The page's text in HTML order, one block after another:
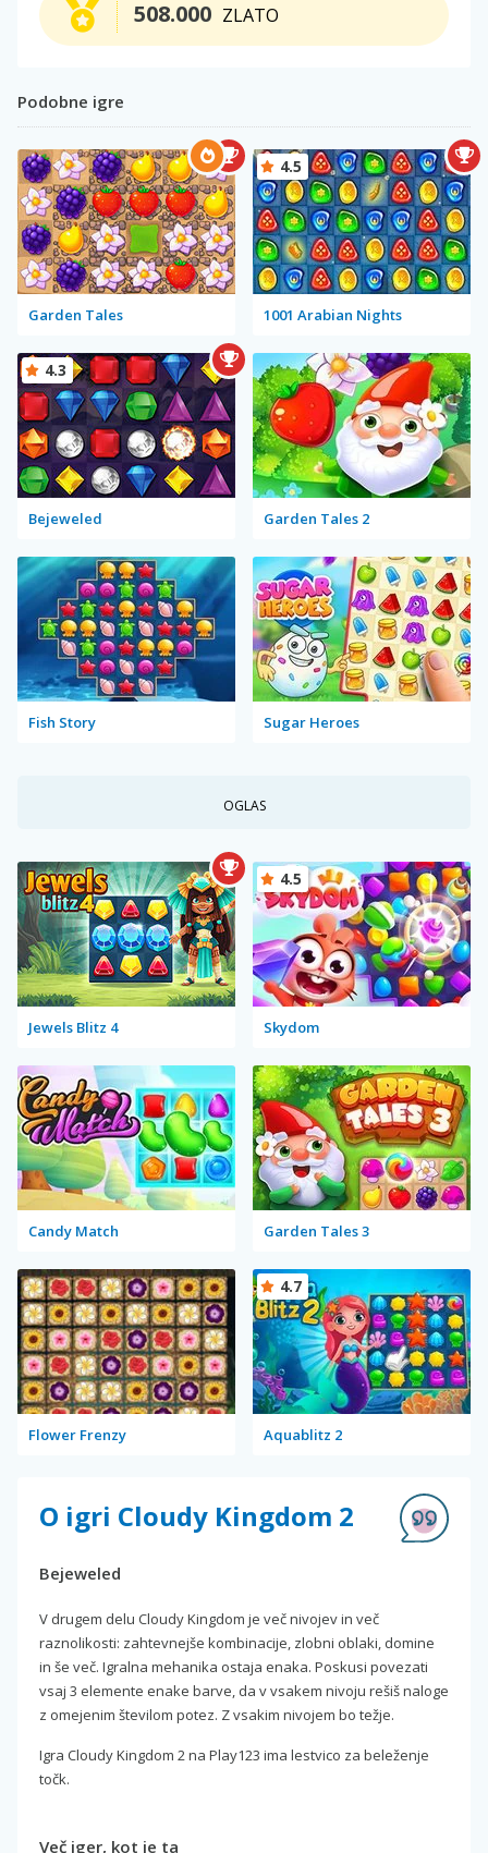
ZLATO
508.000
Podobne igre
Garden Tales 1001 Arabian Nights
4.5
Bejeweled
4.3
Garden Tales 2
Fish Story Sugar Heroes
OGLAS
Jewels Blitz 4 Skydom
4.5
Candy Match Garden Tales 3
Flower Frenzy Aquablitz 2
4.7
O igri Cloudy Kingdom 2
Bejeweled
V drugem delu Cloudy Kingdom je več nivojev in več
raznolikosti: zahtevnejše kombinacije, zlobni oblaki, domine
in še več. Igralna mehanika ostaja enaka. Poskusi povezati
vsaj 3 elemente enake barve, da v vsakem nivoju rešiš naloge
z omejenim številom potez. Z vsakim nivojem bo težje.
Igra Cloudy Kingdom 2 na Play123 ima lestvico za beleženje
točk.
Več iger, kot je ta